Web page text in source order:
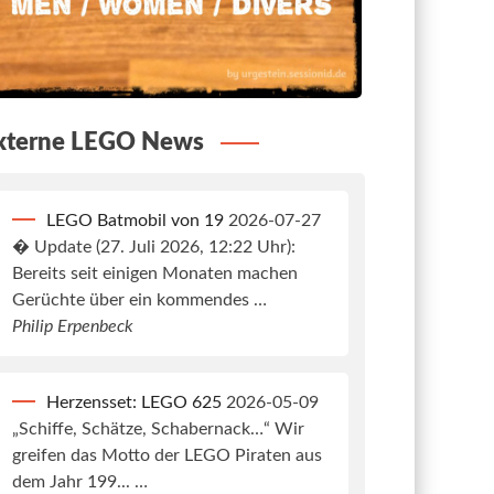
LEGO News
LEGO Batmobil von 19 2026-07-27
� Update (27. Juli 2026, 12:22 Uhr):
Bereits seit einigen Monaten machen
Gerüchte über ein kommendes …
Philip Erpenbeck
Herzensset: LEGO 625 2026-05-09
„Schiffe, Schätze, Schabernack…“ Wir
greifen das Motto der LEGO Piraten aus
dem Jahr 199... …